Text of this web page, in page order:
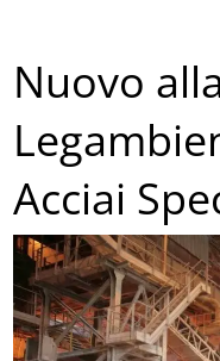
Nuovo
Acciai